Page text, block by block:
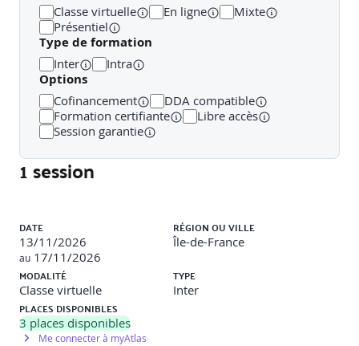
Classe virtuelle En ligne
Mixte
Présentiel
Type de formation
Inter Intra
Options
Cofinancement
DDA compatible
Formation certifiante
Libre accès
Session garantie
1 session
DATE
13/11/2026
au 17/11/2026
RÉGION OU VILLE
Île-de-France
MODALITÉ
Classe virtuelle
TYPE
Inter
PLACES DISPONIBLES
3 places disponibles
Me connecter à myAtlas